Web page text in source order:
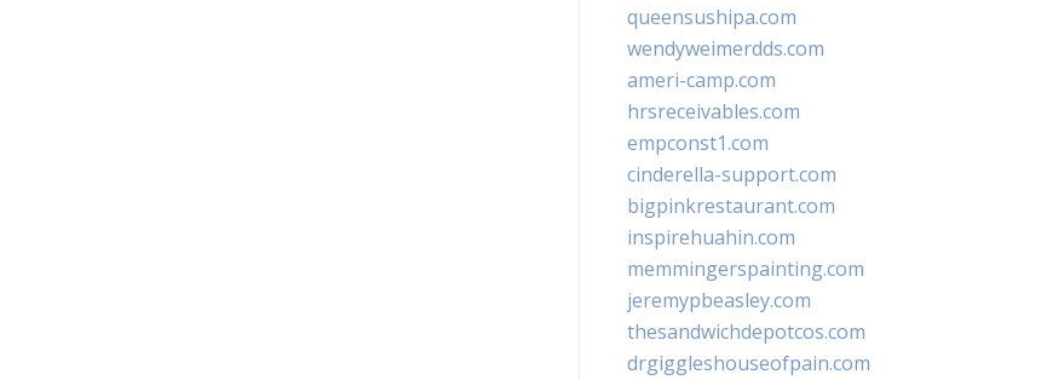
queensushipa.com
wendyweimerdds.com
ameri-camp.com
hrsreceivables.com
empconst1.com
cinderella-support.com
bigpinkrestaurant.com
inspirehuahin.com
memmingerspainting.com
jeremypbeasley.com
thesandwichdepotcos.com
drgiggleshouseofpain.com